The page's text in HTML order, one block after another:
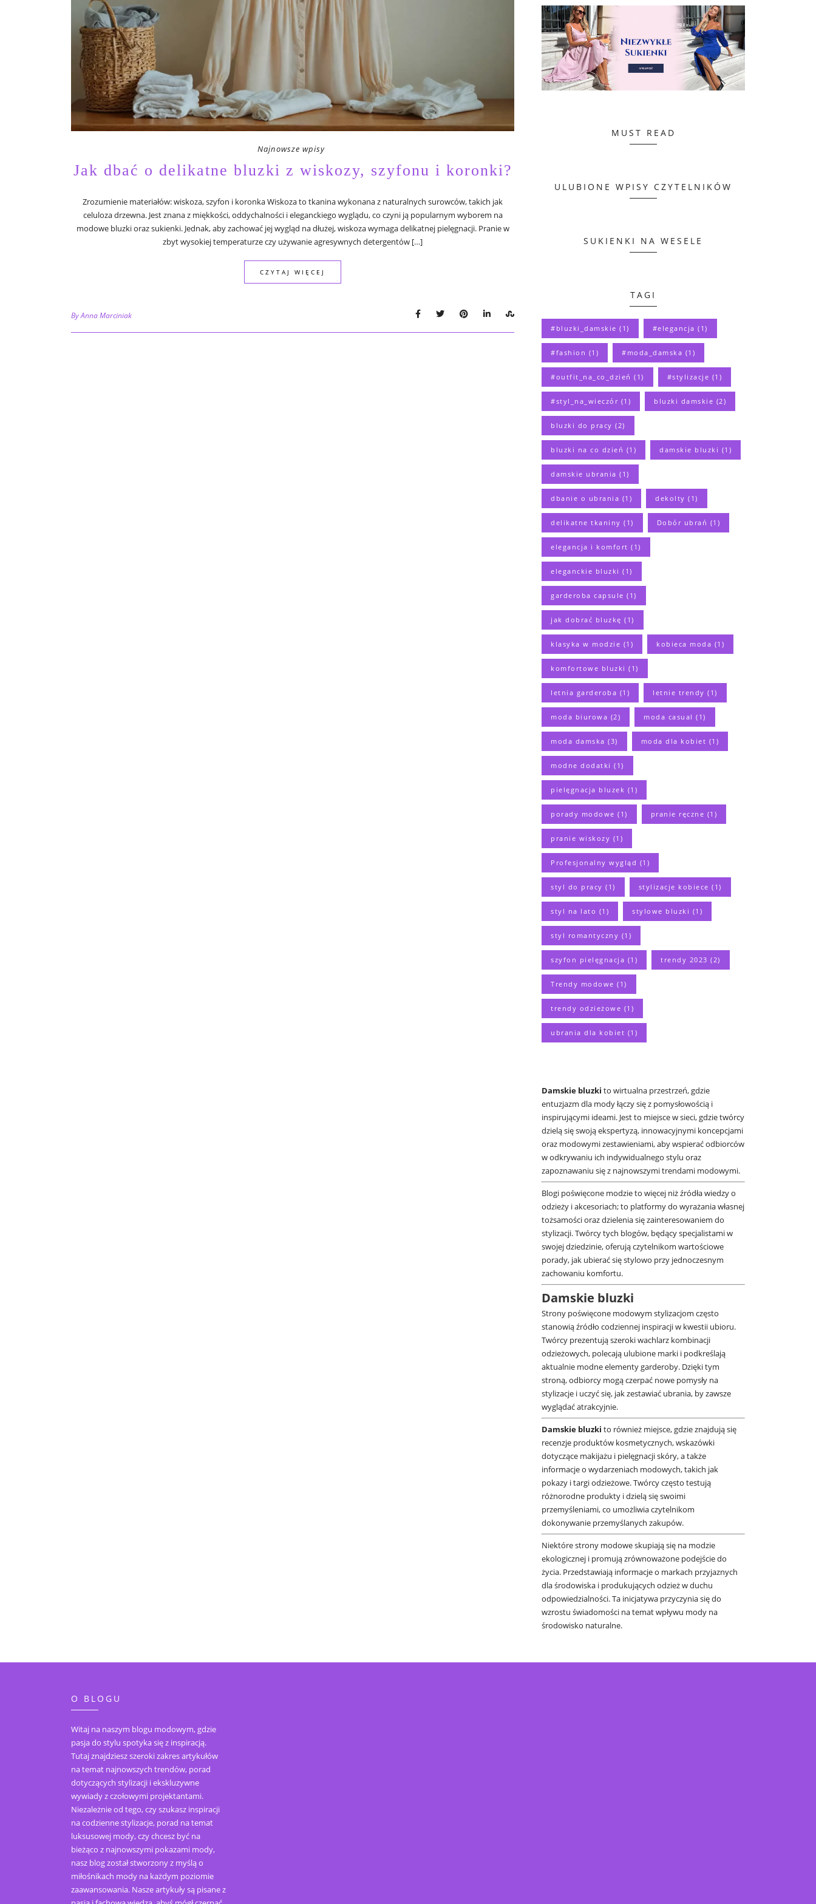
Najnowsze wpisy
Jak dbać o delikatne bluzki z wiskozy, szyfonu i koronki?
Zrozumienie materiałów: wiskoza, szyfon i koronka Wiskoza to tkanina wykonana z naturalnych surowców, takich jak
celuloza drzewna. Jest znana z miękkości, oddychalności i eleganckiego wyglądu, co czyni ją popularnym wyborem na
modowe bluzki oraz sukienki. Jednak, aby zachować jej wygląd na dłużej, wiskoza wymaga delikatnej pielęgnacji. Pranie w
zbyt wysokiej temperaturze czy używanie agresywnych detergentów […]
CZYTAJ WIĘCEJ
By Anna Marciniak
MUST READ
ULUBIONE WPISY CZYTELNIKÓW
SUKIENKI NA WESELE
TAGI
#bluzki_damskie (1) #elegancja (1)
#fashion (1) #moda_damska (1)
#outfit_na_co_dzień (1) #stylizacje (1)
#styl_na_wieczór (1) bluzki damskie (2)
bluzki do pracy (2)
bluzki na co dzień (1) damskie bluzki (1)
damskie ubrania (1)
dbanie o ubrania (1) dekolty (1)
delikatne tkaniny (1) Dobór ubrań (1)
elegancja i komfort (1)
eleganckie bluzki (1)
garderoba capsule (1)
jak dobrać bluzkę (1)
klasyka w modzie (1) kobieca moda (1)
komfortowe bluzki (1)
letnia garderoba (1) letnie trendy (1)
moda biurowa (2) moda casual (1)
moda damska (3) moda dla kobiet (1)
modne dodatki (1)
pielęgnacja bluzek (1)
porady modowe (1) pranie ręczne (1)
pranie wiskozy (1)
Profesjonalny wygląd (1)
styl do pracy (1) stylizacje kobiece (1)
styl na lato (1) stylowe bluzki (1)
styl romantyczny (1)
szyfon pielęgnacja (1) trendy 2023 (2)
Trendy modowe (1)
trendy odzieżowe (1)
ubrania dla kobiet (1)
Damskie bluzki to wirtualna przestrzeń, gdzie
entuzjazm dla mody łączy się z pomysłowością i
inspirującymi ideami. Jest to miejsce w sieci, gdzie twórcy
dzielą się swoją ekspertyzą, innowacyjnymi koncepcjami
oraz modowymi zestawieniami, aby wspierać odbiorców
w odkrywaniu ich indywidualnego stylu oraz
zapoznawaniu się z najnowszymi trendami modowymi.
Blogi poświęcone modzie to więcej niż źródła wiedzy o
odzieży i akcesoriach; to platformy do wyrażania własnej
tożsamości oraz dzielenia się zainteresowaniem do
stylizacji. Twórcy tych blogów, będący specjalistami w
swojej dziedzinie, oferują czytelnikom wartościowe
porady, jak ubierać się stylowo przy jednoczesnym
zachowaniu komfortu.
Damskie bluzki
Strony poświęcone modowym stylizacjom często
stanowią źródło codziennej inspiracji w kwestii ubioru.
Twórcy prezentują szeroki wachlarz kombinacji
odzieżowych, polecają ulubione marki i podkreślają
aktualnie modne elementy garderoby. Dzięki tym
stroną, odbiorcy mogą czerpać nowe pomysły na
stylizacje i uczyć się, jak zestawiać ubrania, by zawsze
wyglądać atrakcyjnie.
Damskie bluzki to również miejsce, gdzie znajdują się
recenzje produktów kosmetycznych, wskazówki
dotyczące makijażu i pielęgnacji skóry, a także
informacje o wydarzeniach modowych, takich jak
pokazy i targi odzieżowe. Twórcy często testują
różnorodne produkty i dzielą się swoimi
przemyśleniami, co umożliwia czytelnikom
dokonywanie przemyślanych zakupów.
Niektóre strony modowe skupiają się na modzie
ekologicznej i promują zrównoważone podejście do
życia. Przedstawiają informacje o markach przyjaznych
dla środowiska i produkujących odzież w duchu
odpowiedzialności. Ta inicjatywa przyczynia się do
wzrostu świadomości na temat wpływu mody na
środowisko naturalne.
O BLOGU
Witaj na naszym blogu modowym, gdzie
pasja do stylu spotyka się z inspiracją.
Tutaj znajdziesz szeroki zakres artykułów
na temat najnowszych trendów, porad
dotyczących stylizacji i ekskluzywne
wywiady z czołowymi projektantami.
Niezależnie od tego, czy szukasz inspiracji
na codzienne stylizacje, porad na temat
luksusowej mody, czy chcesz być na
bieżąco z najnowszymi pokazami mody,
nasz blog został stworzony z myślą o
miłośnikach mody na każdym poziomie
zaawansowania. Nasze artykuły są pisane z